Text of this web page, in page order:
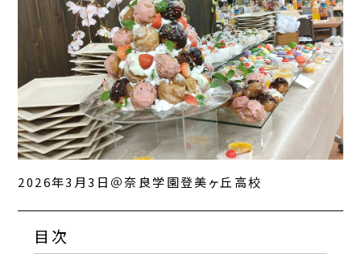
2026年3月3日＠奈良学園登美ヶ丘高校
目次